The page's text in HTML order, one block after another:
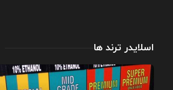
اسلایدر ترند ها